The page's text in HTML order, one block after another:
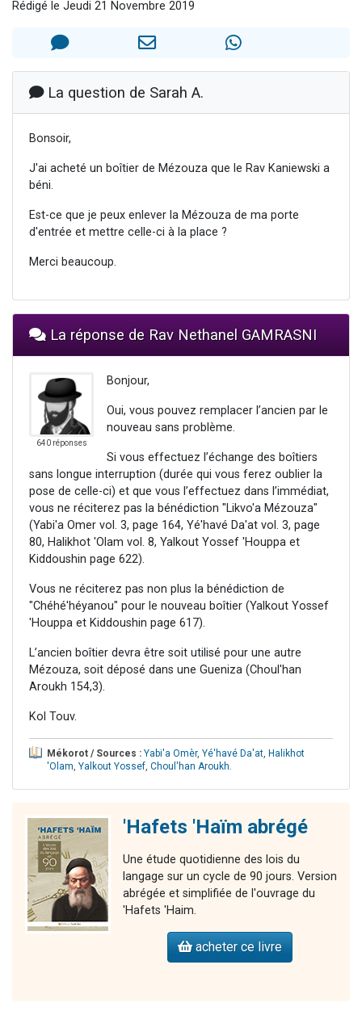
2 nouvelles musiques dans Torah-Box Music
4 personnes viennent de nous rejoindre sur WhatsApp
Rédigé le Jeudi 21 Novembre 2019
La question de Sarah A.
Bonsoir,
J'ai acheté un boîtier de Mézouza que le Rav Kaniewski a
béni.
Est-ce que je peux enlever la Mézouza de ma porte
d'entrée et mettre celle-ci à la place ?
Merci beaucoup.
La réponse de Rav Nethanel GAMRASNI
640 réponses
Bonjour,
Oui, vous pouvez remplacer l’ancien par le
nouveau sans problème.
Si vous effectuez l’échange des boîtiers
sans longue interruption (durée qui vous ferez oublier la
pose de celle-ci) et que vous l’effectuez dans l’immédiat,
vous ne réciterez pas la bénédiction "Likvo'a Mézouza"
(Yabi'a Omer vol. 3, page 164, Yé'havé Da'at vol. 3, page
80, Halikhot 'Olam vol. 8, Yalkout Yossef 'Houppa et
Kiddoushin page 622).
Vous ne réciterez pas non plus la bénédiction de
"Chéhé'héyanou" pour le nouveau boîtier (Yalkout Yossef
'Houppa et Kiddoushin page 617).
L’ancien boîtier devra être soit utilisé pour une autre
Mézouza, soit déposé dans une Gueniza (Choul'han
Aroukh 154,3).
Kol Touv.
Mékorot / Sources : Yabi'a Omèr, Yé'havé Da'at, Halikhot
'Olam, Yalkout Yossef, Choul'han Aroukh.
'Hafets 'Haïm abrégé
Une étude quotidienne des lois du
langage sur un cycle de 90 jours. Version
abrégée et simplifiée de l'ouvrage du
'Hafets 'Haim.
acheter ce livre